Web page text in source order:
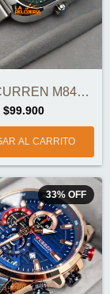
RELOJ CURREN M8460 ORIGINAL
$99.900
33% OFF